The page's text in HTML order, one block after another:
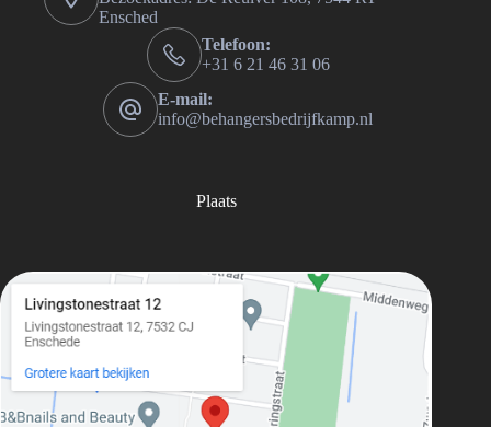
Ensched
Telefoon:
+31 6 21 46 31 06
E-mail:
info@behangersbedrijfkamp.nl
Plaats